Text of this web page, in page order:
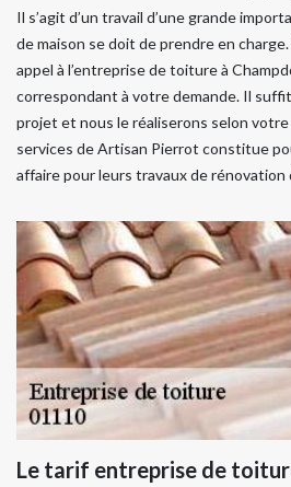
Il s’agit d’un travail d’une grande
de maison se doit de prendre en
appel à l’entreprise de toiture à
correspondant à votre demande. Il
projet et nous le réaliserons selon votre
services de Artisan Pierrot constitue
affaire pour leurs travaux de
Le tarif entreprise de